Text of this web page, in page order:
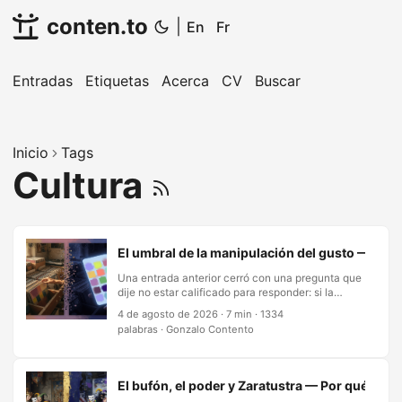
conten.to En Fr
Entradas Etiquetas Acerca CV Buscar
Inicio Tags
Cultura
El umbral de la manipulación del gusto —
Una entrada anterior cerró con una pregunta que
dije no estar calificado para responder: si la
música es una llave y el oyente una cerradura
que cambia, ¿puede una máquina aprender la
forma de esa cerradura lo bastante bien como
precisamente porque encaja? Dije que
sospechaba que sí. Eso no es una respuesta, es
4 de agosto de 2026 · 7 min · 1334
palabras · Gonzalo Contento
El bufón, el poder y Zaratustra — Por qué